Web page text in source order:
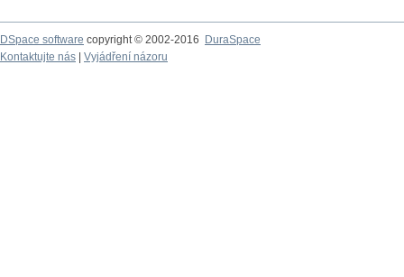
DSpace software copyright © 2002-2016
DuraSpace
Kontaktujte nás
Vyjádření názoru